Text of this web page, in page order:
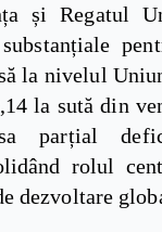
și Regatul
la nivelul
la sută din
parțial
rolul
dezvoltare